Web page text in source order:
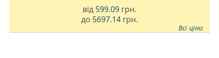
від 599.09 грн.
до 5697.14 грн.
Всі ціни